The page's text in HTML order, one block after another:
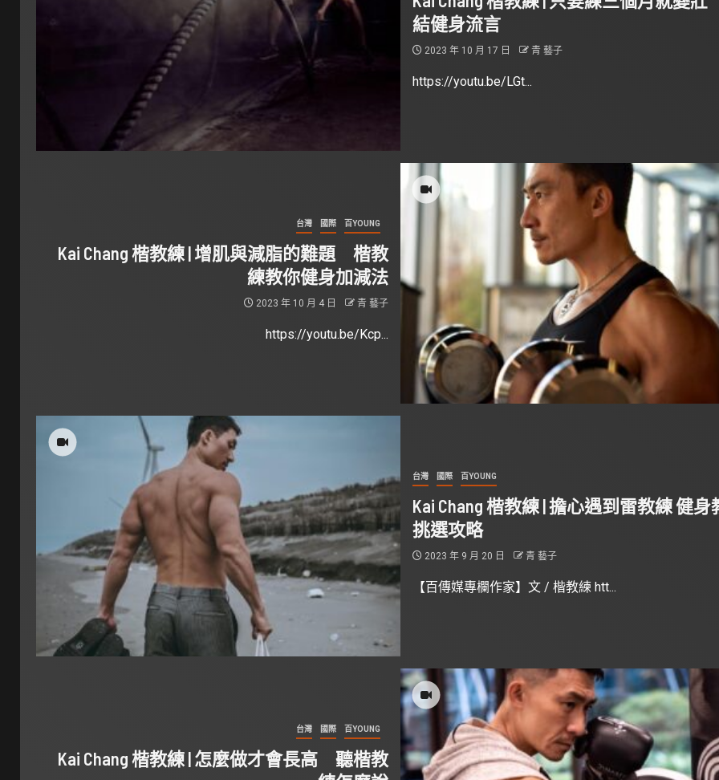
結健身流言
2023 年 10 月 17 日 青 藝子
https://youtu.be/LGt...
台灣 國際 百YOUNG
Kai Chang 楷教練 | 增肌與減脂的難題 楷教
練教你健身加減法
2023 年 10 月 4 日 青 藝子
https://youtu.be/Kcp...
台灣 國際 百YOUNG
Kai Chang 楷教練 | 擔心遇到雷教練 健身
挑選攻略
2023 年 9 月 20 日 青 藝子
【百傳媒專欄作家】文 / 楷教練 htt...
台灣 國際 百YOUNG
Kai Chang 楷教練 | 怎麼做才會長高 聽楷教